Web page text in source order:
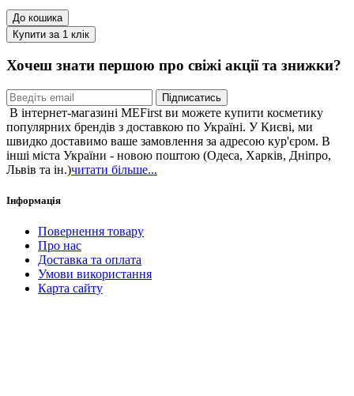
До кошика
Купити за 1 клiк
Хочеш знати першою про свіжі акції та знижки?
Підписатись
В інтернет-магазині MEFirst ви можете купити косметику
популярних брендів з доставкою по Україні. У Києві, ми
швидко доставимо ваше замовлення за адресою кур'єром. В
інші міста України - новою поштою (Одеса, Харків, Дніпро,
Львів та ін.)читати більше...
Інформація
Повернення товару
Про нас
Доставка та оплата
Умови використання
Карта сайту